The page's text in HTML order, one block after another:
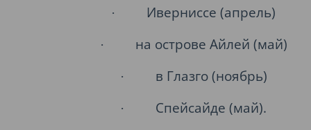
· Иверниссе (апрель)
· на острове Айлей (май)
· в Глазго (ноябрь)
·
Спейсайде (май).